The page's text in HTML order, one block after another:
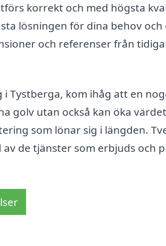
korrekt och med högsta
lösningen för dina behov och
och referenser från
Tystberga, kom ihåg att en
golv utan också kan öka
som lönar sig i längden.
de tjänster som erbjuds och